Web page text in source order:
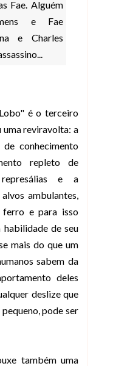
Fae. Alguém
e Fae
e Charles
é o terceiro
uma reviravolta: a
conhecimento
repleto de
e a
ambulantes,
ferro e para isso
habilidade de seu
mais do que um
sabem da
deles
deslize que
pode ser
também uma